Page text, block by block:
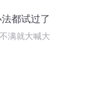
都试过了
满就大喊大